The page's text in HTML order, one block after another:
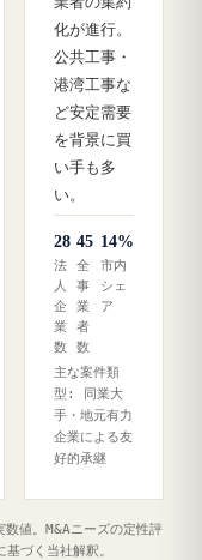
化が進行。
公共工事・
港湾工事な
ど安定需要
を背景に買
い手も多
い。
28
法
人
企
業
数
45
全
事
業
者
数
14%
市内
シェ
ア
主な案件類
型: 同業大
手・地元有力
企業による友
好的承継
値。M&Aニーズの定性評
づく当社解釈。